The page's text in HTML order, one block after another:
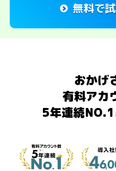
無料で
おかげ
有料アカ
5年連続NO.1